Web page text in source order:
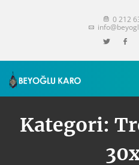
0 212
Kategori: